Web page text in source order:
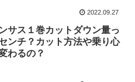
2022.09.27
サス１巻カットダウン量っ
ンチ？カット方法や乗り心
わるの？